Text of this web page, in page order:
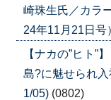
崎珠生氏／カラ
24年11月21日号
【ナカの”ヒト
島?に魅せられ
1/05) (0802)